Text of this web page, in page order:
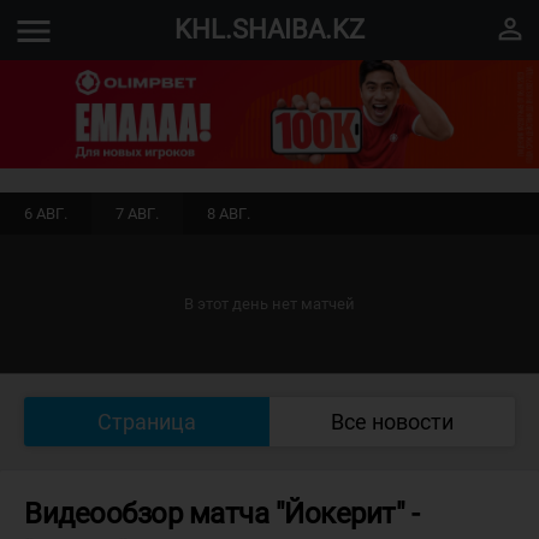
menu KHL.SHAIBA.KZ perm_identity
6 АВГ. 7 АВГ. 8 АВГ.
В этот день нет матчей
Страница Все новости
Видеообзор матча "Йокерит" -